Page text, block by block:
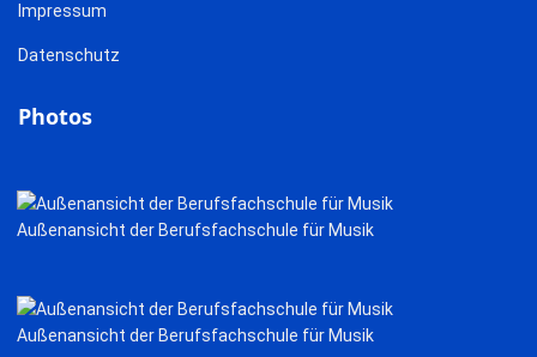
Impressum
Datenschutz
Photos
Außenansicht der Berufsfachschule für Musik
Außenansicht der Berufsfachschule für Musik